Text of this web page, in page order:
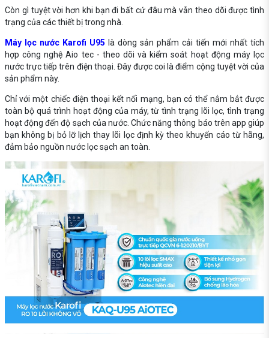
Còn gì tuyệt vời hơn khi bạn đi bất cứ đâu mà vẫn theo dõi được tình
trạng của các thiết bị trong nhà.
Máy lọc nước Karofi U95 là dòng sản phẩm cải tiến mới nhất tích
hợp công nghệ Aio tec - theo dõi và kiểm soát hoạt động máy lọc
nước trực tiếp trên điện thoại. Đây được coi là điểm cộng tuyệt vời của
sản phẩm này.
Chỉ với một chiếc điện thoại kết nối mạng, bạn có thể nắm bắt được
toàn bộ quá trình hoạt động của máy, từ tình trạng lõi lọc, tình trạng
hoạt động đến độ sạch của nước. Chức năng thông báo trên app giúp
bạn không bị bỏ lỡ lịch thay lõi lọc định kỳ theo khuyến cáo từ hãng,
đảm bảo nguồn nước lọc sạch an toàn.